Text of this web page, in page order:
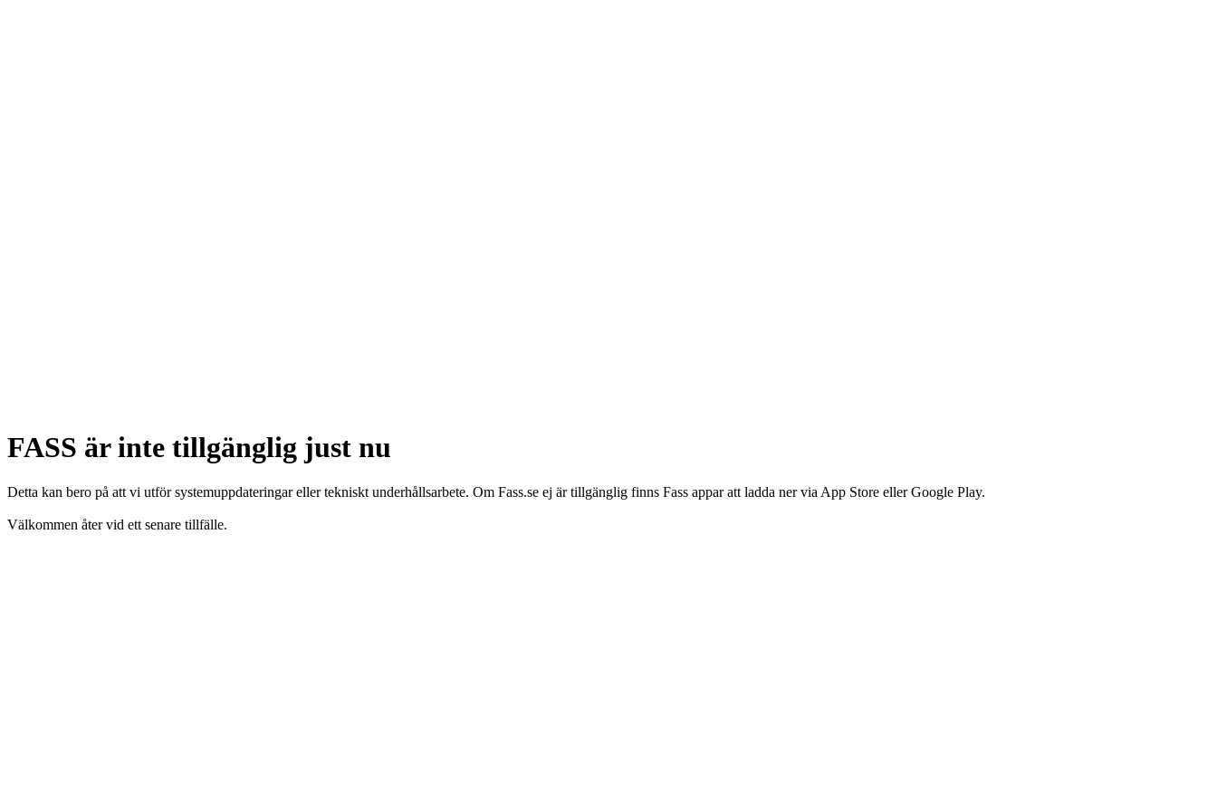
FASS är inte tillgänglig just nu
Detta kan bero på att vi utför systemuppdateringar eller tekniskt underhållsarbete. Om Fass.se ej är tillgänglig finns Fass appar att ladda ner via App Store eller Google Play.
Välkommen åter vid ett senare tillfälle.